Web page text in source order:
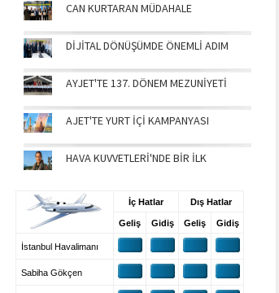
CAN KURTARAN MÜDAHALE
DİJİTAL DÖNÜŞÜMDE ÖNEMLİ ADIM
AYJET'TE 137. DÖNEM MEZUNİYETİ
AJET'TE YURT İÇİ KAMPANYASI
HAVA KUVVETLERİ'NDE BİR İLK
İç Hatlar Dış Hatlar
Geliş Gidiş Geliş Gidiş
İstanbul Havalimanı
Sabiha Gökçen